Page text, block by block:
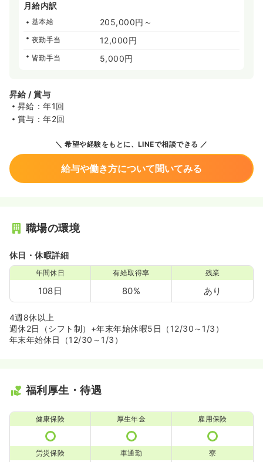
月給内訳
基本給 205,000円～
夜勤手当 12,000円
皆勤手当 5,000円
昇給 / 賞与
昇給：年1回
賞与：年2回
希望や経験をもとに、LINEで相談できる
給与や働き方について聞いてみる
職場の環境
休日・休暇詳細
年間休日
108日
有給取得率
80%
残業
あり
4週8休以上
週休2日（シフト制）+年末年始休暇5日（12/30～1/3）
年末年始休日（12/30～1/3）
福利厚生・待遇
健康保険 厚生年金 雇用保険
労災保険 車通勤 寮